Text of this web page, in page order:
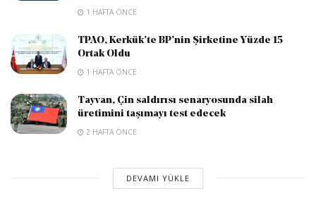
1 HAFTA ÖNCE
TPAO, Kerkük’te BP’nin Şirketine Yüzde 15
Ortak Oldu
1 HAFTA ÖNCE
Tayvan, Çin saldırısı senaryosunda silah
üretimini taşımayı test edecek
2 HAFTA ÖNCE
DEVAMI YÜKLE